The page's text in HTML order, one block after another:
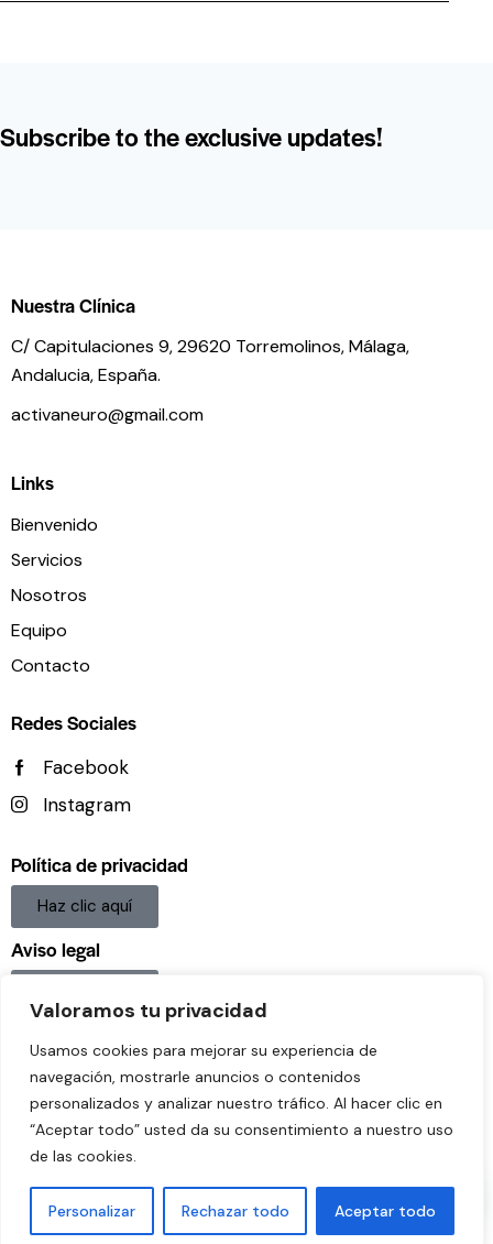
Valoramos tu privacidad
Usamos cookies para mejorar su experiencia de
navegación, mostrarle anuncios o contenidos
personalizados y analizar nuestro tráfico. Al hacer clic en
“Aceptar todo” usted da su consentimiento a nuestro uso
de las cookies.
Personalizar Rechazar todo Aceptar todo
Subscribe to the exclusive updates!
Nuestra Clínica
C/ Capitulaciones 9, 29620 Torremolinos,Málaga,
Andalucia,España.
activaneuro@gmail.com
Links
Bienvenido
Servicios
Nosotros
Equipo
Contacto
Redes Sociales
Facebook
Instagram
Política de privacidad
Haz clic aquí
Aviso legal
Haz clic aquí